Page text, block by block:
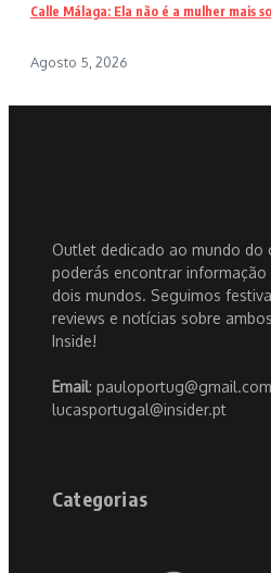
Calle Málaga: Ela não é a mulher mais
Agosto 5, 2026
Outlet dedicado ao mundo do
poderás encontrar
dois mundos. Seguimos
reviews e notícias sobre
Inside!
Email:
lucasportugal@insider.pt
Categorias